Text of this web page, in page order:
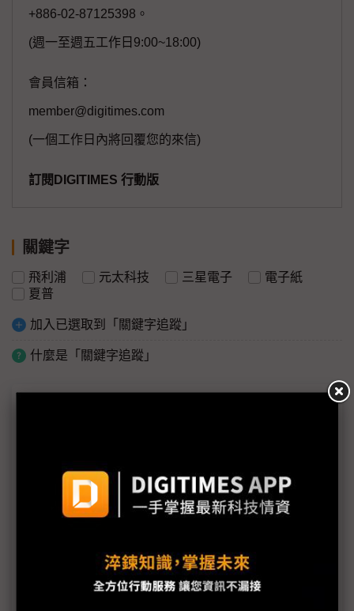
+886-02-87125398。
(週一至週五工作日9:00~18:00)
會員信箱：
member@digitimes.com
(一個工作日內將回覆您的來信)
訂閱DIGITIMES 行動版
關鍵字
飛利浦 元太科技 三星電子
電子紙
夏普
加入已選取到「關鍵字追蹤」
什麼是「關鍵字追蹤」
需求復甦不是曇花一現 宇瞻看2025是記憶體好年
振曜董座換人 看好彩色閱讀器換機潮湧現